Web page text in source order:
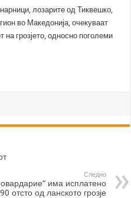
лозарите од Тиквешко,
во Македонија, очекуваат
на грозјето, односно поголеми
Следно
има исплатено
90 отсто од ланското грозје